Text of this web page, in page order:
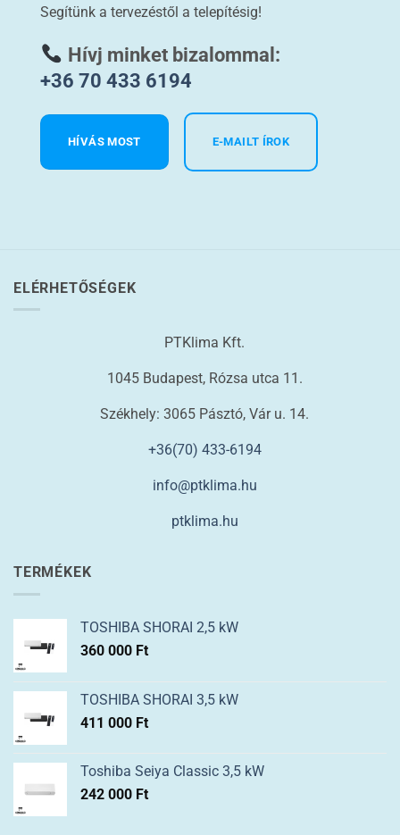
Segítünk a tervezéstől a telepítésig!
Hívj minket bizalommal:
+36 70 433 6194
HÍVÁS MOST E-MAILT ÍROK
ELÉRHETŐSÉGEK
PTKlima Kft.
1045 Budapest, Rózsa utca 11.
Székhely: 3065 Pásztó, Vár u. 14.
+36(70) 433-6194
info@ptklima.hu
ptklima.hu
TERMÉKEK
TOSHIBA SHORAI 2,5 kW
360 000 Ft
TOSHIBA SHORAI 3,5 kW
411 000 Ft
Toshiba Seiya Classic 3,5 kW
242 000 Ft